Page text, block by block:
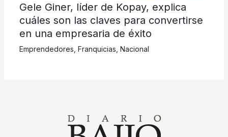
Gele Giner, líder de Kopay, explica
cuáles son las claves para convertirse
en una empresaria de éxito
Emprendedores Franquicias Nacional